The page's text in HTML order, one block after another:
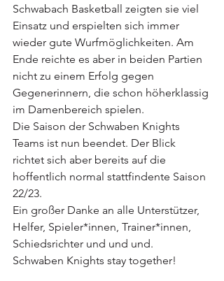
Schwabach Basketball zeigten sie viel
Einsatz und erspielten sich immer
wieder gute Wurfmöglichkeiten. Am
Ende reichte es aber in beiden Partien
nicht zu einem Erfolg gegen
Gegenerinnern, die schon höherklassig
im Damenbereich spielen.
Die Saison der Schwaben Knights
Teams ist nun beendet. Der Blick
richtet sich aber bereits auf die
hoffentlich normal stattfindente Saison
22/23.
Ein großer Danke an alle Unterstützer,
Helfer, Spieler*innen, Trainer*innen,
Schiedsrichter und und und.
Schwaben Knights stay together!